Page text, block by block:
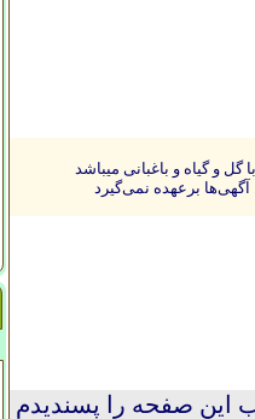
و گیاه و باغبانی میباشد
آگهی‌ها برعهده نمی‌گیرد
این صفحه را پسندیدم